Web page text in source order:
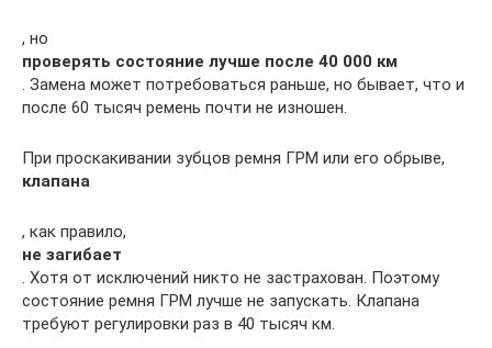
, но
проверять состояние лучше после 40 000 км
. Замена может потребоваться раньше, но бывает, что и
после 60 тысяч ремень почти не изношен.
При проскакивании зубцов ремня ГРМ или его обрыве,
клапана
, как правило,
не загибает
. Хотя от исключений никто не застрахован. Поэтому
состояние ремня ГРМ лучше не запускать. Клапана
требуют регулировки раз в 40 тысяч км.